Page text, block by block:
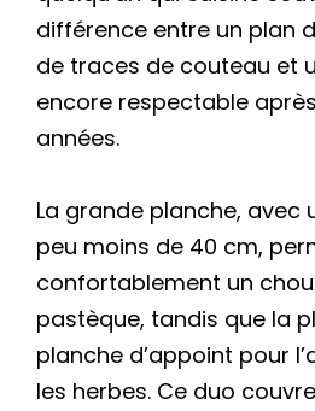
différence entre un plan
de traces de couteau et
encore respectable
années.
La grande planche, avec
peu moins de 40 cm,
confortablement un
pastèque, tandis que la
planche d’appoint pour
les herbes. Ce duo